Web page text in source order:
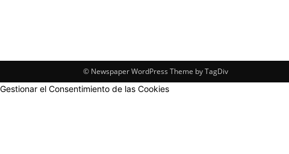
© Newspaper WordPress Theme by TagDiv
Gestionar el Consentimiento de las Cookies